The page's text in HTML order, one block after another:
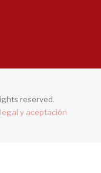
reserved.
y aceptación